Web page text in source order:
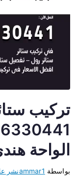
تركيب
الواحة
بواسطة ammar1نشر